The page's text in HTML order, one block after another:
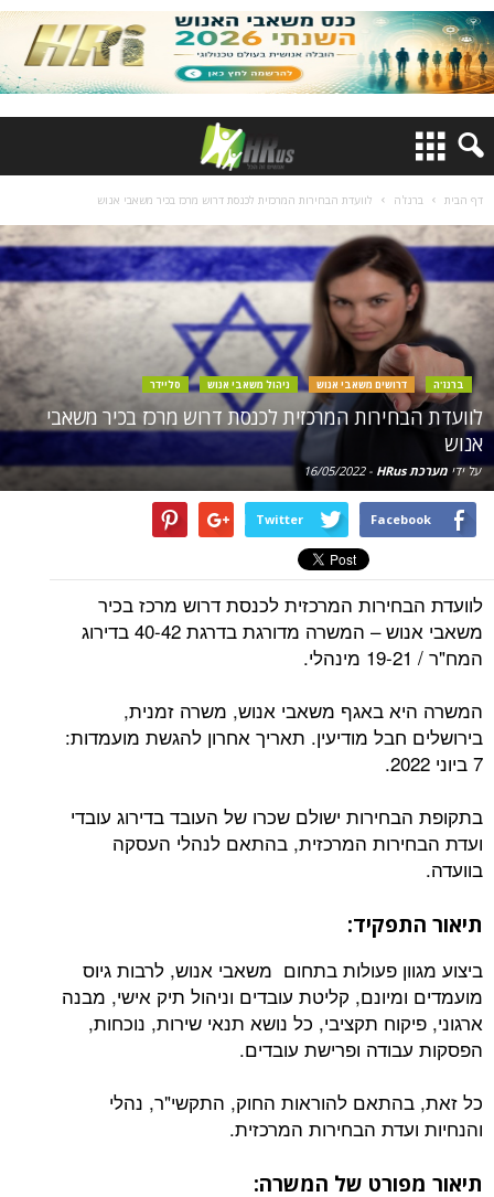
דף הבית ברנז'ה לוועדת הבחירות המרכזית לכנסת דרוש מרכז בכיר משאבי אנוש
ברנז'ה דרושים משאבי אנוש ניהול משאבי אנוש סליידר
לוועדת הבחירות המרכזית לכנסת דרוש מרכז בכיר משאבי
אנוש
על ידי מערכת HRus -
16/05/2022
Facebook
Twitter
לוועדת הבחירות המרכזית לכנסת דרוש מרכז בכיר
משאבי אנוש – המשרה מדורגת בדרגת 40-42 בדירוג
המח"ר / 19-21 מינהלי.
המשרה היא באגף משאבי אנוש, משרה זמנית,
בירושלים חבל מודיעין. תאריך אחרון להגשת מועמדות:
7 ביוני 2022.
בתקופת הבחירות ישולם שכרו של העובד בדירוג עובדי
ועדת הבחירות המרכזית, בהתאם לנהלי העסקה
בוועדה.
תיאור התפקיד:
ביצוע מגוון פעולות בתחום משאבי אנוש, לרבות גיוס
מועמדים ומיונם, קליטת עובדים וניהול תיק אישי, מבנה
ארגוני, פיקוח תקציבי, כל נושא תנאי שירות, נוכחות,
הפסקות עבודה ופרישת עובדים.
כל זאת, בהתאם להוראות החוק, התקשי"ר, נהלי
והנחיות ועדת הבחירות המרכזית.
תיאור מפורט של המשרה: